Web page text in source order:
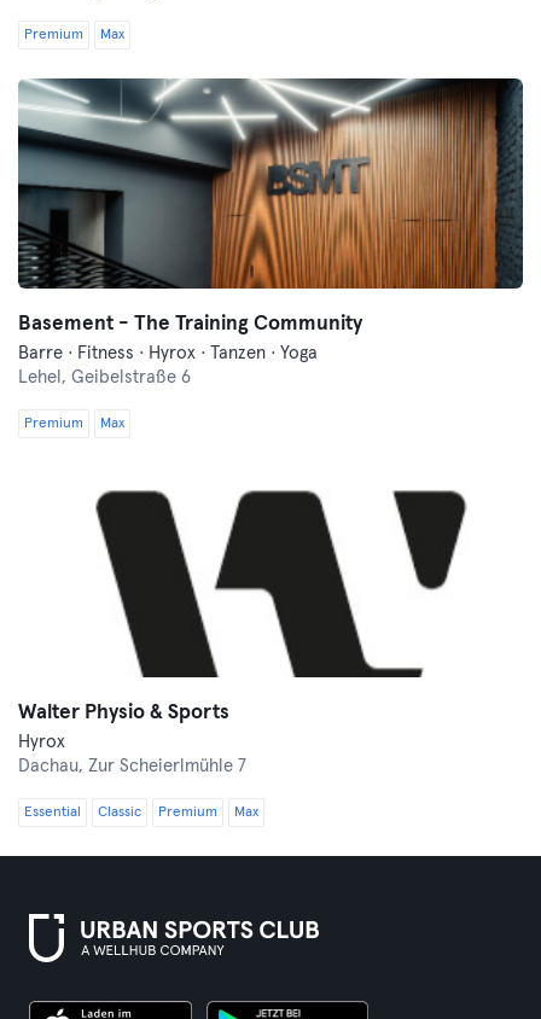
Premium Max
Basement - The Training Community
Barre · Fitness · Hyrox · Tanzen · Yoga
Lehel, Geibelstraße 6
Premium Max
Walter Physio & Sports
Hyrox
Dachau, Zur Scheierlmühle 7
Essential Classic Premium Max